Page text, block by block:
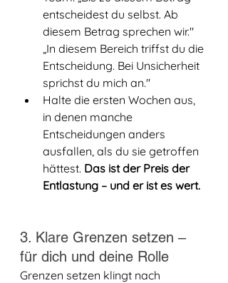
entscheidest du selbst. Ab
diesem Betrag sprechen wir."
„In diesem Bereich triffst du die
Entscheidung. Bei Unsicherheit
sprichst du mich an."
Halte die ersten Wochen aus,
in denen manche
Entscheidungen anders
ausfallen, als du sie getroffen
hättest. Das ist der Preis der
Entlastung – und er ist es wert.
3. Klare Grenzen setzen –
für dich und deine Rolle
Grenzen setzen klingt nach